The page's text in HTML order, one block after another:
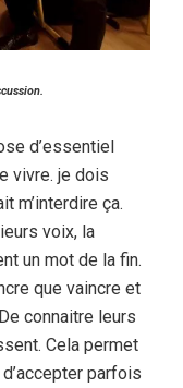
d’essentiel
vivre. je dois
m’interdire ça.
voix, la
un mot de la fin.
que vaincre et
connaitre leurs
Cela permet
parfois